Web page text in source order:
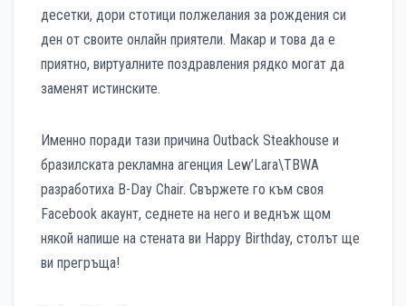
десетки, дори стотици полжелания за рождения си
ден от своите онлайн приятели. Макар и това да е
приятно, виртуалните поздравления рядко могат да
заменят истинските.
Именно поради тази причина Outback Steakhouse и
бразилската рекламна агенция Lew’Lara\TBWA
разработиха B-Day Chair. Свържете го към своя
Facebook акаунт, седнете на него и веднъж щом
някой напише на стената ви Happy Birthday, столът ще
ви прегръща!